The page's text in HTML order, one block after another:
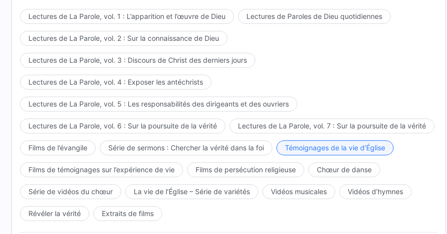
Lectures de La Parole, vol. 1 : L’apparition et l’œuvre de Dieu Lectures de Paroles de Dieu quotidiennes
Lectures de La Parole, vol. 2 : Sur la connaissance de Dieu
Lectures de La Parole, vol. 3 : Discours de Christ des derniers jours
Lectures de La Parole, vol. 4 : Exposer les antéchrists
Lectures de La Parole, vol. 5 : Les responsabilités des dirigeants et des ouvriers
Lectures de La Parole, vol. 6 : Sur la poursuite de la vérité Lectures de La Parole, vol. 7 : Sur la poursuite de la vérité
Films de l’évangile Série de sermons : Chercher la vérité dans la foi Témoignages de la vie d’Église
Films de témoignages sur l’expérience de vie Films de persécution religieuse Chœur de danse
Série de vidéos du chœur La vie de l’Église – Série de variétés Vidéos musicales Vidéos d’hymnes
Révéler la vérité Extraits de films